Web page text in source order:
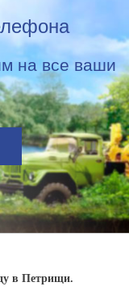
на все ваши
в Петрищи.